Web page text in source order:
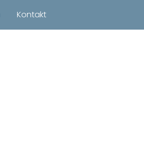
Kontakt